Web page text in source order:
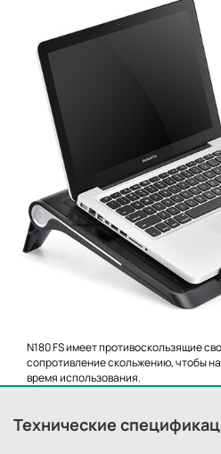
N180 FS имеет противоскользящие
сопротивление скольжению, чтобы
время использования.
Технические